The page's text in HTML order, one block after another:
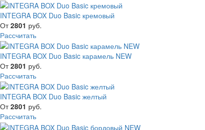
INTEGRA BOX Duo Basic кремовый
От2801 руб.
Рассчитать
INTEGRA BOX Duo Basic карамель NEW
От2801 руб.
Рассчитать
INTEGRA BOX Duo Basic желтый
От2801 руб.
Рассчитать